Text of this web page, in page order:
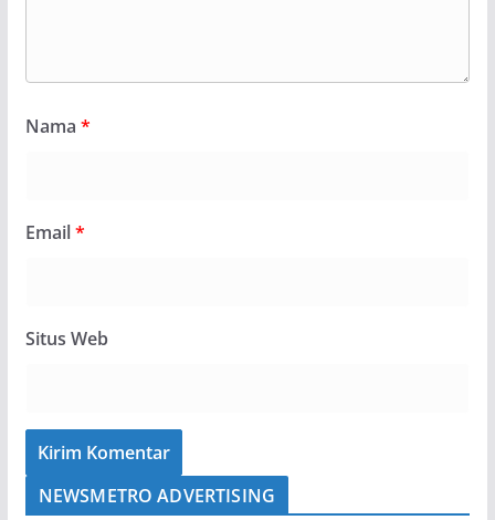
Nama *
Email*
Situs Web
NEWSMETRO ADVERTISING